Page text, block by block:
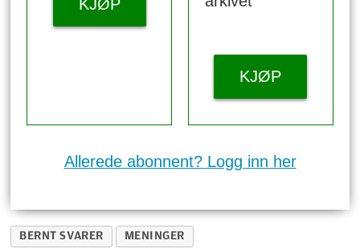
KJØP
KJØP
Allerede abonnent? Logg inn her
BERNT SVARER MENINGER